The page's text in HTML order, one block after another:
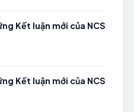
Kết luận mới của NCS
Kết luận mới của NCS